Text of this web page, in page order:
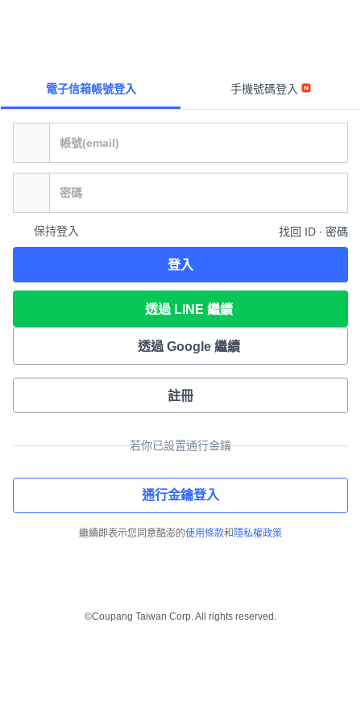
電子信箱帳號登入 手機號碼登入
保持登入 找回 ID ∙ 密碼
登入
透過 LINE 繼續
透過 Google 繼續
註冊
若你已設置通行金鑰
通行金鑰登入
繼續即表示您同意酷澎的使用條款和 隱私權政策
©Coupang Taiwan Corp. All rights reserved.